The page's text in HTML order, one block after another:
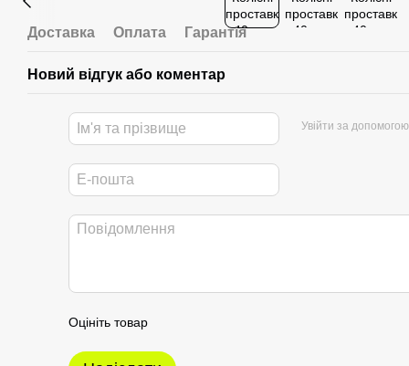
Доставка Оплата Гарантія
Новий відгук або коментар
Увійти за допомогою
Оцініть товар